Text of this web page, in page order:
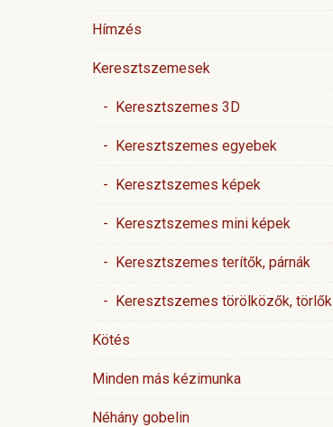
Hímzés
Keresztszemesek
- Keresztszemes 3D
- Keresztszemes egyebek
- Keresztszemes képek
- Keresztszemes mini képek
- Keresztszemes terítők, párnák
- Keresztszemes törölközők, törlők
Kötés
Minden más kézimunka
Néhány gobelin